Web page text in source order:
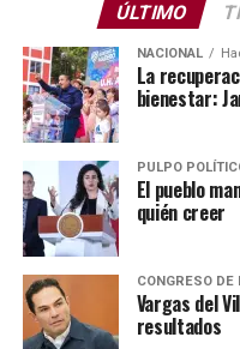
ÚLTIMO
NACIONAL
La
bienestar:
PULPO
El pueblo
quién creer
CONGRESO DE
Vargas del
resultados